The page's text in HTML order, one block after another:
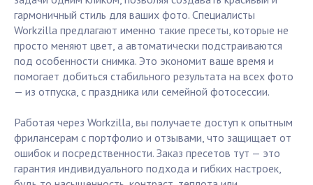
гармоничный стиль для ваших фото. Специалисты
Workzilla предлагают именно такие пресеты, которые не
просто меняют цвет, а автоматически подстраиваются
под особенности снимка. Это экономит ваше время и
помогает добиться стабильного результата на всех фото
— из отпуска, с праздника или семейной фотосессии.
Работая через Workzilla, вы получаете доступ к опытным
фрилансерам с портфолио и отзывами, что защищает от
ошибок и посредственности. Заказ пресетов тут — это
гарантия индивидуального подхода и гибких настроек,